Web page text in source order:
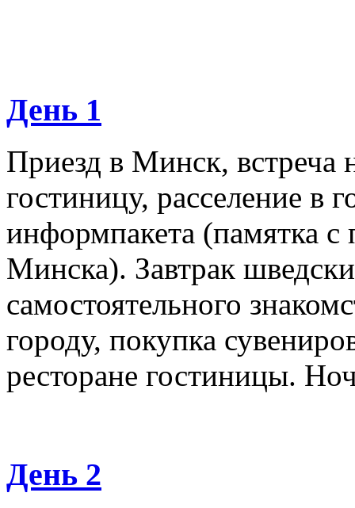
День 1
Приезд в Минск, встреча
гостиницу, расселение в
информпакета (памятка
Минска). Завтрак
самостоятельного
городу, покупка
ресторане гостиницы.
День 2